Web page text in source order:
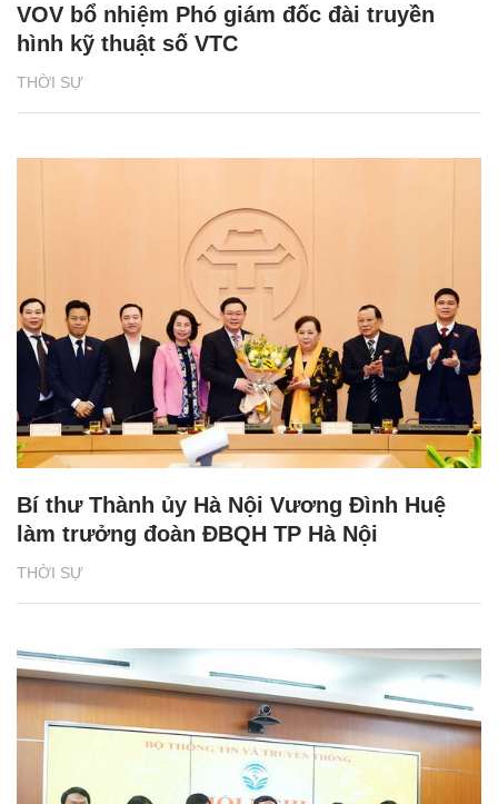
THỜI SỰ
VOV bổ nhiệm Phó giám đốc đài truyền
hình kỹ thuật số VTC
THỜI SỰ
Bí thư Thành ủy Hà Nội Vương Đình Huệ
làm trưởng đoàn ĐBQH TP Hà Nội